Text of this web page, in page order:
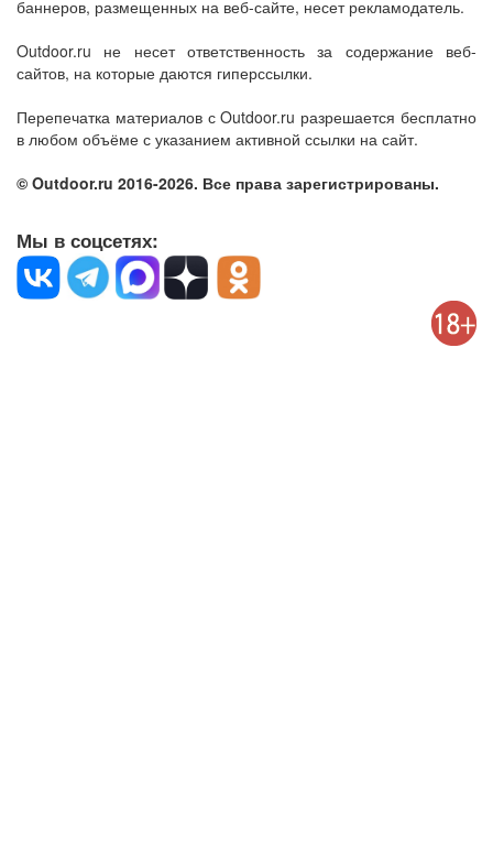
баннеров, размещенных на веб-сайте, несет рекламодатель.
Outdoor.ru не несет ответственность за содержание веб-
сайтов, на которые даются гиперссылки.
Перепечатка материалов с Outdoor.ru разрешается бесплатно
в любом объёме с указанием активной ссылки на сайт.
© Outdoor.ru 2016-2026. Все права зарегистрированы.
Мы в соцсетях: